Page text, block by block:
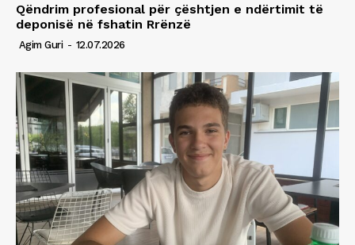
Qëndrim profesional për çështjen e ndërtimit të
deponisë në fshatin Rrënzë
Agim Guri - 12.07.2026